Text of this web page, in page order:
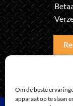
Om de beste
apparaat op te slaan